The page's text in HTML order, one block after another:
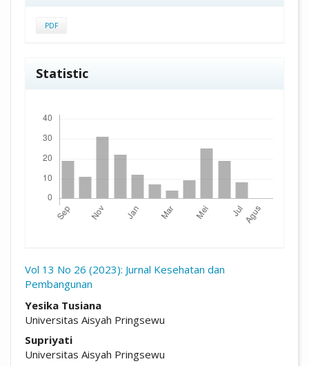
PDF
Statistic
Vol 13 No 26 (2023): Jurnal Kesehatan dan
Pembangunan
Yesika Tusiana
Universitas Aisyah Pringsewu
Supriyati
Universitas Aisyah Pringsewu